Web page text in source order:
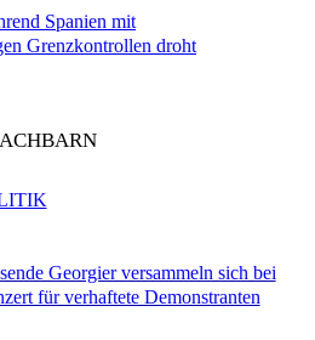
Spanien mit
Grenzkontrollen droht
Georgier versammeln sich bei
für verhaftete Demonstranten